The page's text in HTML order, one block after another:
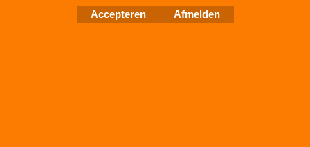
Improve Tuning 28 jaar jong
Accepteren Afmelden